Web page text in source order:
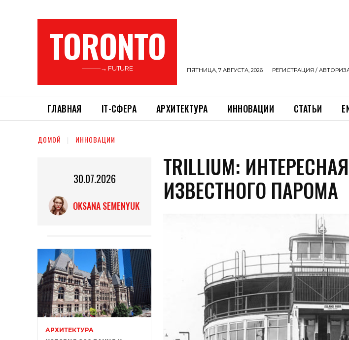
TORONTO
———→ FUTURE ПЯТНИЦА, 7 АВГУСТА, 2026 РЕГИСТРАЦИЯ /
ГЛАВНАЯ ІТ-СФЕРА АРХИТЕКТУРА ИННОВАЦИИ СТАТЬИ
ДОМОЙ ИННОВАЦИИ
30.07.2026
OKSANA SEMENYUK
АРХИТЕКТУРА
TRILLIUM:
ИЗВЕСТНОГО ПАРОМА